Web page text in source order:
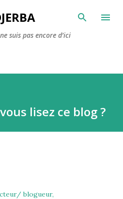
contenu principal
suis pas encore d’ici
lisez ce blog ?
blogueur,